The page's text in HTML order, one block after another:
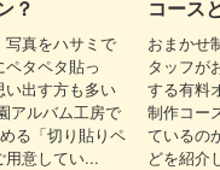
？
写真をハサミで
タペタ貼っ
出す方も多い
アルバム工房で
る「切り貼りペ
用意してい...
コース
おまかせ
タッフが
する有料
制作コー
ているの
どを紹介